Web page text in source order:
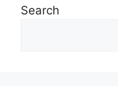
Search